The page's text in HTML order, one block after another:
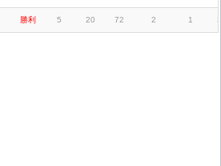
勝利 5 20 72 2 1 3